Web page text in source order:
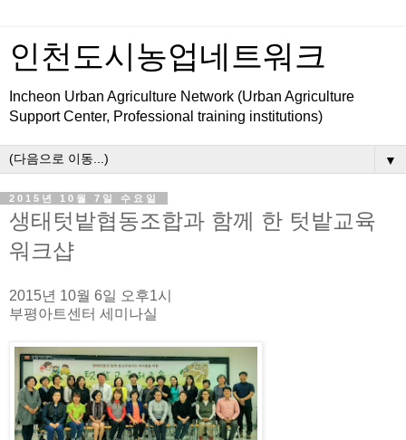
인천도시농업네트워크
Incheon Urban Agriculture Network (Urban Agriculture
Support Center, Professional training institutions)
▼
2015년 10월 7일 수요일
생태텃밭협동조합과 함께 한 텃밭교육
워크샵
2015년 10월 6일 오후1시
부평아트센터 세미나실